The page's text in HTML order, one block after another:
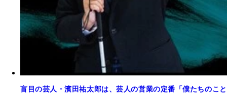
盲目の芸人・濱田祐太郎は、芸人の営業の定番「僕たちのこと